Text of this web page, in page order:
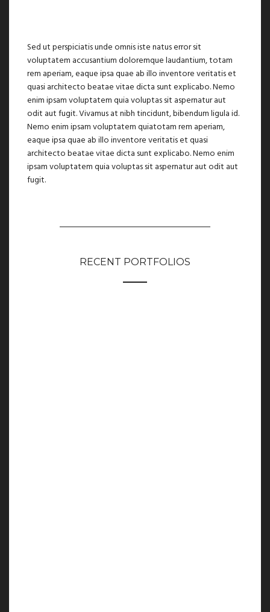
Sed ut perspiciatis unde omnis iste natus error sit
voluptatem accusantium doloremque laudantium, totam
rem aperiam, eaque ipsa quae ab illo inventore veritatis et
quasi architecto beatae vitae dicta sunt explicabo. Nemo
enim ipsam voluptatem quia voluptas sit aspernatur aut
odit aut fugit. Vivamus at nibh tincidunt, bibendum ligula id.
Nemo enim ipsam voluptatem quiatotam rem aperiam,
eaque ipsa quae ab illo inventore veritatis et quasi
architecto beatae vitae dicta sunt explicabo. Nemo enim
ipsam voluptatem quia voluptas sit aspernatur aut odit aut
fugit.
RECENT PORTFOLIOS